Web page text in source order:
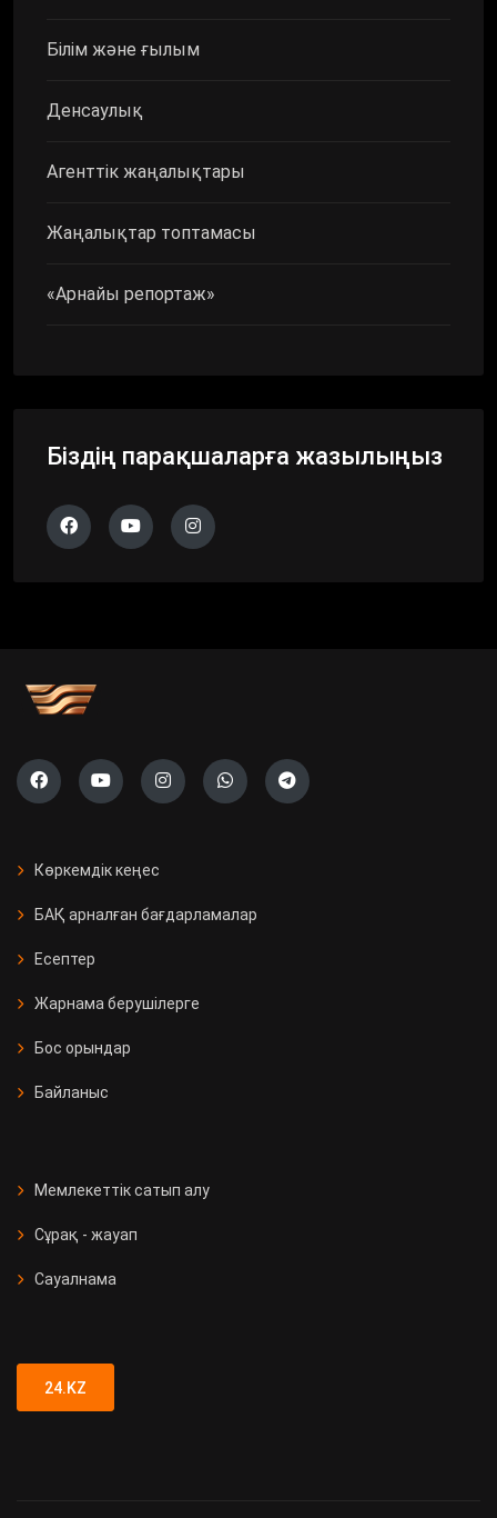
Білім және ғылым
Денсаулық
Агенттік жаңалықтары
Жаңалықтар топтамасы
«Арнайы репортаж»
Біздің парақшаларға жазылыңыз
Көркемдік кеңес
БАҚ арналған бағдарламалар
Есептер
Жарнама берушілерге
Бос орындар
Байланыс
Мемлекеттік сатып алу
Сұрақ - жауап
Сауалнама
24.KZ